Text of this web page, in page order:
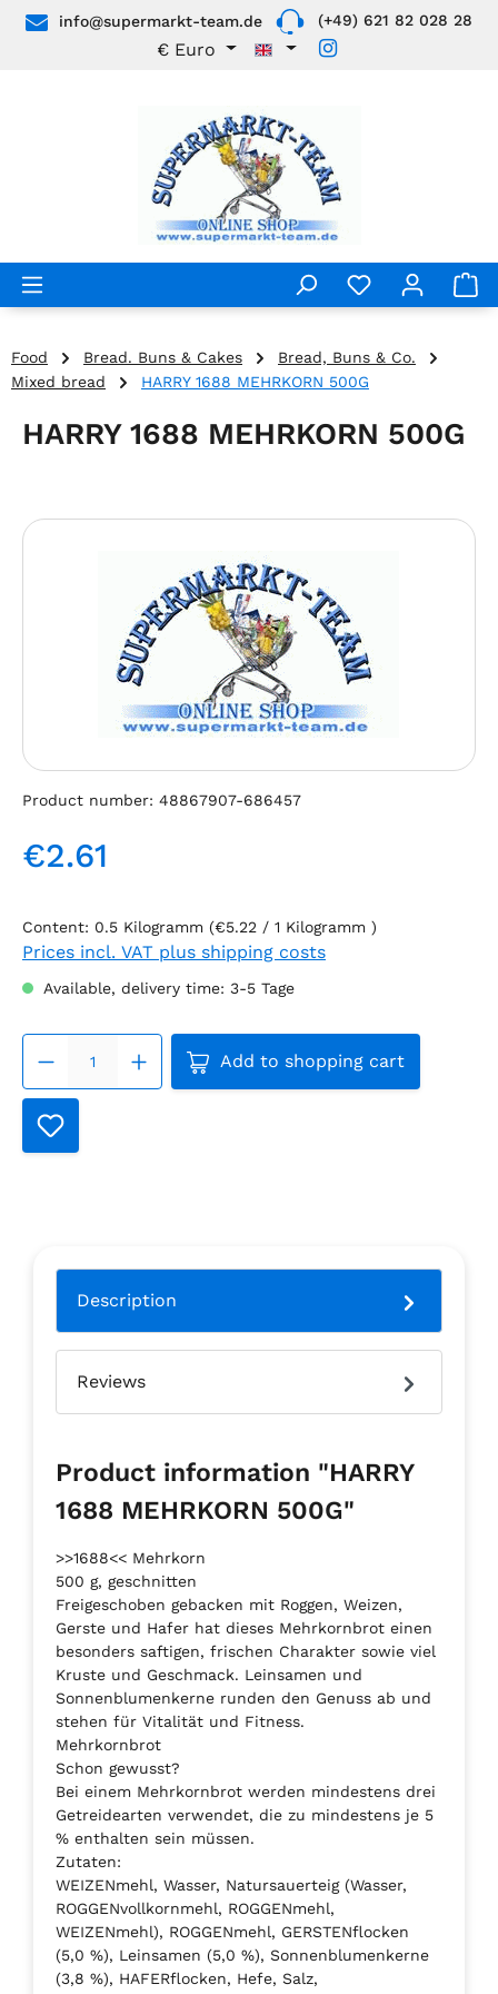
Skip to main content
info@supermarkt-team.de (+49) 621 82 028 28
€ Euro
Food Bread. Buns & Cakes
Bread, Buns & Co.
Mixed bread
HARRY 1688 MEHRKORN 500G
HARRY 1688 MEHRKORN 500G
Skip image gallery
Product number: 48867907-686457
Regular price:
€2.61
Content: 0.5 Kilogramm (€5.22 / 1 Kilogramm )
Prices incl. VAT plus shipping costs
Available, delivery time: 3-5 Tage
Product Quantity: Enter
Add to shopping cart
Description
Reviews
Product information "HARRY
1688 MEHRKORN 500G"
>>1688<< Mehrkorn
500 g, geschnitten
Freigeschoben gebacken mit Roggen, Weizen,
Gerste und Hafer hat dieses Mehrkornbrot einen
besonders saftigen, frischen Charakter sowie viel
Kruste und Geschmack. Leinsamen und
Sonnenblumenkerne runden den Genuss ab und
stehen für Vitalität und Fitness.
Mehrkornbrot
Schon gewusst?
Bei einem Mehrkornbrot werden mindestens drei
Getreidearten verwendet, die zu mindestens je 5
% enthalten sein müssen.
Zutaten:
WEIZENmehl, Wasser, Natursauerteig (Wasser,
ROGGENvollkornmehl, ROGGENmehl,
WEIZENmehl), ROGGENmehl, GERSTENflocken
(5,0 %), Leinsamen (5,0 %), Sonnenblumenkerne
(3,8 %), HAFERflocken, Hefe, Salz,